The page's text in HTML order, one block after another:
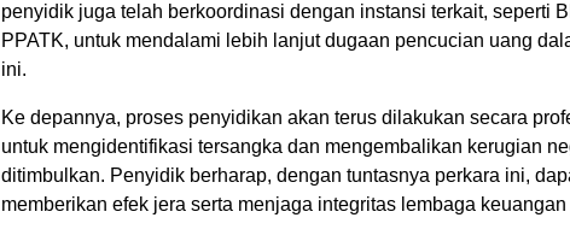
penyidik juga telah berkoordinasi dengan instansi terkait, seperti
PPATK, untuk mendalami lebih lanjut dugaan pencucian uang
ini.
Ke depannya, proses penyidikan akan terus dilakukan secara
untuk mengidentifikasi tersangka dan mengembalikan kerugian
ditimbulkan. Penyidik berharap, dengan tuntasnya perkara ini,
memberikan efek jera serta menjaga integritas lembaga keuangan